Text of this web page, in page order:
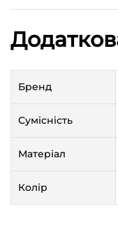
Бренд
Сумісність
Матеріал
Колір